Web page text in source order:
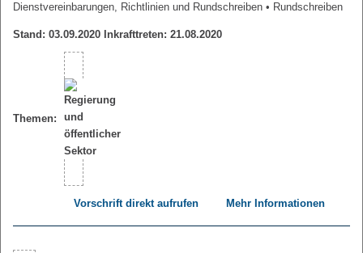
Dienstvereinbarungen, Richtlinien und Rundschreiben • Rundschreiben
Stand: 03.09.2020 Inkrafttreten: 21.08.2020
Themen:
Vorschrift direkt aufrufen Mehr Informationen